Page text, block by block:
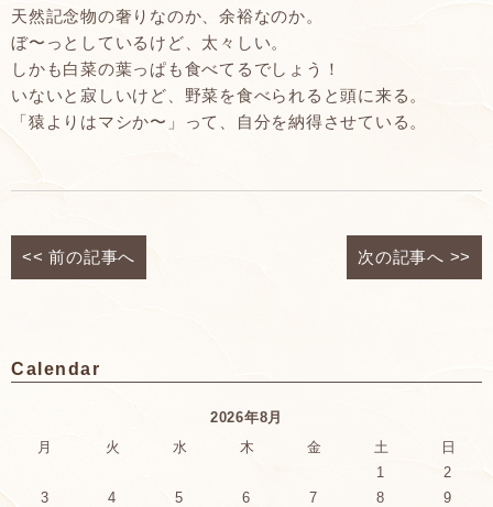
天然記念物の奢りなのか、余裕なのか。
ぼ〜っとしているけど、太々しい。
しかも白菜の葉っぱも食べてるでしょう！
いないと寂しいけど、野菜を食べられると頭に来る。
「猿よりはマシか〜」って、自分を納得させている。
<<前の記事へ 次の記事へ >>
Calendar
2026年8月
月
火 水 木 金 土
日
1
2
3
4 5 6 7 8
9